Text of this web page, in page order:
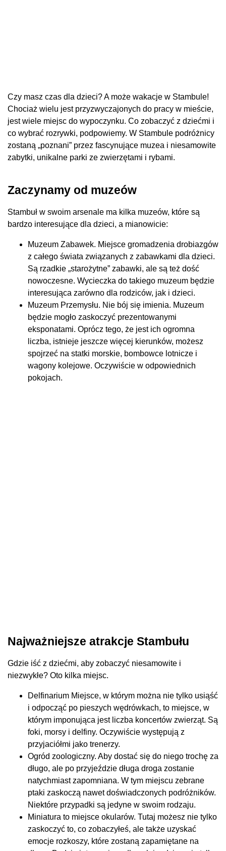
Czy masz czas dla dzieci? A może wakacje w Stambule!
Chociaż wielu jest przyzwyczajonych do pracy w mieście,
jest wiele miejsc do wypoczynku. Co zobaczyć z dziećmi i
co wybrać rozrywki, podpowiemy. W Stambule podróżnicy
zostaną „poznani” przez fascynujące muzea i niesamowite
zabytki, unikalne parki ze zwierzętami i rybami.
Zaczynamy od muzeów
Stambuł w swoim arsenale ma kilka muzeów, które są
bardzo interesujące dla dzieci, a mianowicie:
Muzeum Zabawek. Miejsce gromadzenia drobiazgów
z całego świata związanych z zabawkami dla dzieci.
Są rzadkie „starożytne” zabawki, ale są też dość
nowoczesne. Wycieczka do takiego muzeum będzie
interesująca zarówno dla rodziców, jak i dzieci.
Muzeum Przemysłu. Nie bój się imienia. Muzeum
będzie mogło zaskoczyć prezentowanymi
eksponatami. Oprócz tego, że jest ich ogromna
liczba, istnieje jeszcze więcej kierunków, możesz
spojrzeć na statki morskie, bombowce lotnicze i
wagony kolejowe. Oczywiście w odpowiednich
pokojach.
Najważniejsze atrakcje Stambułu
Gdzie iść z dziećmi, aby zobaczyć niesamowite i
niezwykłe? Oto kilka miejsc.
Delfinarium Miejsce, w którym można nie tylko usiąść
i odpocząć po pieszych wędrówkach, to miejsce, w
którym imponująca jest liczba koncertów zwierząt. Są
foki, morsy i delfiny. Oczywiście występują z
przyjaciółmi jako trenerzy.
Ogród zoologiczny. Aby dostać się do niego trochę za
długo, ale po przyjeździe długa droga zostanie
natychmiast zapomniana. W tym miejscu zebrane
ptaki zaskoczą nawet doświadczonych podróżników.
Niektóre przypadki są jedyne w swoim rodzaju.
Miniatura to miejsce okularów. Tutaj możesz nie tylko
zaskoczyć to, co zobaczyłeś, ale także uzyskać
emocje rozkoszy, które zostaną zapamiętane na